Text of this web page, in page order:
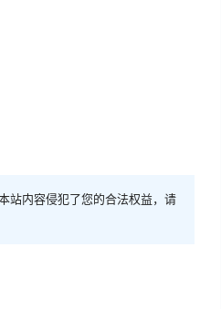
站内容侵犯了您的合法权益，请